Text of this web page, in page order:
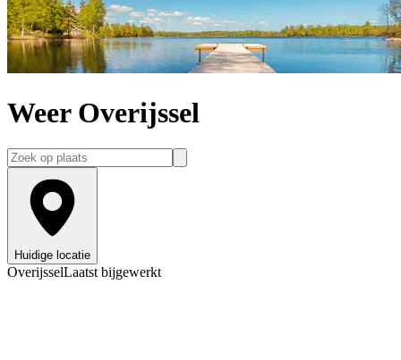
Weer Overijssel
Huidige locatie
OverijsselLaatst bijgewerkt